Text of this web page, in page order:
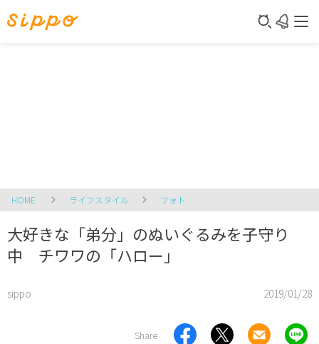
HOME ライフスタイル フォト
大好きな「弟分」のぬいぐるみを子守り
中 チワワの「ハロー」
sippo 2019/01/28
Share